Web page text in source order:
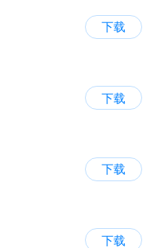
下载
下载
下载
下载